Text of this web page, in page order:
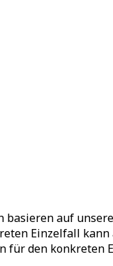
basieren auf
Einzelfall
den konkreten